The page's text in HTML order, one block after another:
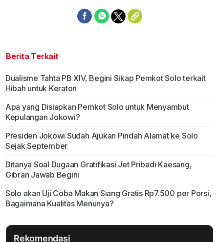
Berita Terkait
Dualisme Tahta PB XIV, Begini Sikap Pemkot Solo terkait
Hibah untuk Keraton
Apa yang Disiapkan Pemkot Solo untuk Menyambut
Kepulangan Jokowi?
Presiden Jokowi Sudah Ajukan Pindah Alamat ke Solo
Sejak September
Ditanya Soal Dugaan Gratifikasi Jet Pribadi Kaesang,
Gibran Jawab Begini
Solo akan Uji Coba Makan Siang Gratis Rp7.500 per Porsi,
Bagaimana Kualitas Menunya?
Rekomendasi